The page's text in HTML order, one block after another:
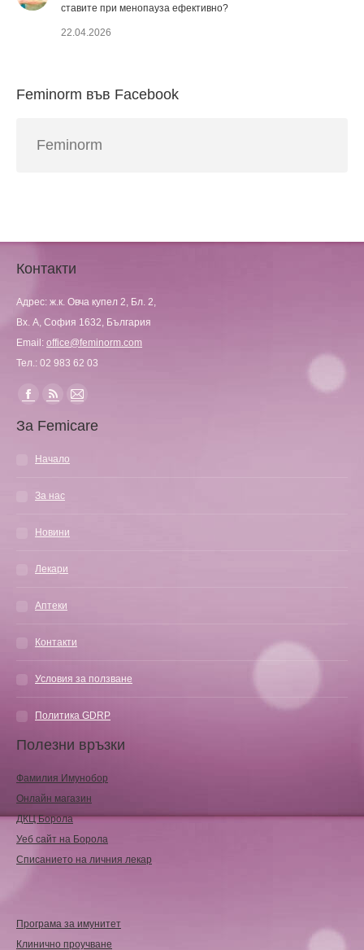
ставите при менопауза ефективно?
22.04.2026
Feminorm във Facebook
Feminorm
Контакти
Адрес: ж.к. Овча купел 2, Бл. 2,
Вх. А, София 1632, България
Email: office@feminorm.com
Тел.: 02 983 62 03
Find us on:
Facebook
page
in
Rss
page
in
Mail
page
За Femicare
Начало
За нас
Новини
Лекари
Аптеки
Контакти
Условия за ползване
Политика GDRP
Полезни връзки
Фамилия Имунобор
Онлайн магазин
ДКЦ Борола
Уеб сайт на Борола
Списанието на личния лекар
Програма за имунитет
Клинично проучване